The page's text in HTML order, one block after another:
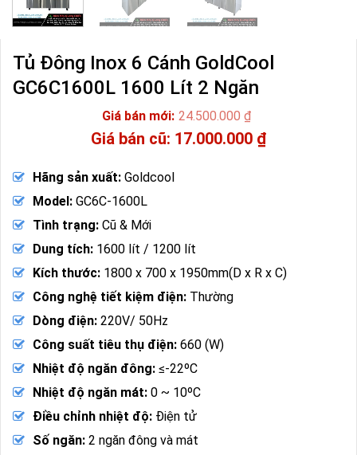
Tủ Đông Inox 6 Cánh GoldCool
GC6C1600L 1600 Lít 2 Ngăn
24.500.000₫
Giá
17.000.000 ₫
Hãng sản xuất: Goldcool
Model: GC6C-1600L
Tình trạng: Cũ & Mới
Dung tích: 1600 lít / 1200 lít
Kích thước: 1800 x 700 x 1950mm(D x R x C)
Công nghệ tiết kiệm điện: Thường
Dòng điện: 220V/ 50Hz
Công suất tiêu thụ điện: 660 (W)
Nhiệt độ ngăn đông: ≤-22ºC
Nhiệt độ ngăn mát: 0 ~ 10ºC
Điều chỉnh nhiệt độ: Điện tử
Số ngăn: 2 ngăn đông và mát